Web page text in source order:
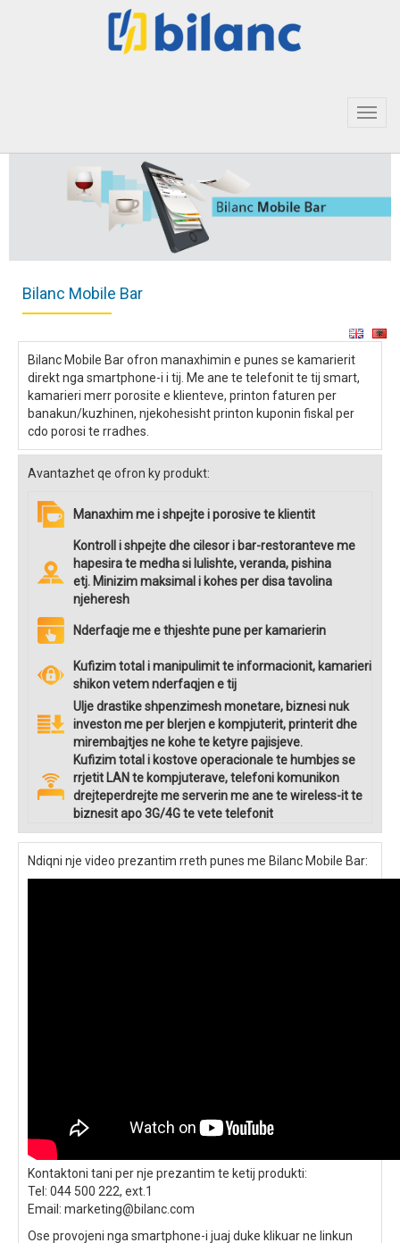
Bilanc Mobile Bar
Bilanc Mobile Bar ofron manaxhimin e punes se kamarierit
direkt nga smartphone-i i tij. Me ane te telefonit te tij smart,
kamarieri merr porosite e klienteve, printon faturen per
banakun/kuzhinen, njekohesisht printon kuponin fiskal per
cdo porosi te rradhes.
Avantazhet qe ofron ky produkt:
Manaxhim me i shpejte i porosive te klientit
Kontroll i shpejte dhe cilesor i bar-restoranteve me
hapesira te medha si lulishte, veranda, pishina
etj. Minizim maksimal i kohes per disa tavolina
njeheresh
Nderfaqje me e thjeshte pune per kamarierin
Kufizim total i manipulimit te informacionit, kamarieri
shikon vetem nderfaqjen e tij
Ulje drastike shpenzimesh monetare, biznesi nuk
investon me per blerjen e kompjuterit, printerit dhe
mirembajtjes ne kohe te ketyre pajisjeve.
Kufizim total i kostove operacionale te humbjes se
rrjetit LAN te kompjuterave, telefoni komunikon
drejteperdrejte me serverin me ane te wireless-it te
biznesit apo 3G/4G te vete telefonit
Ndiqni nje video prezantim rreth punes me Bilanc Mobile Bar:
Kontaktoni tani per nje prezantim te ketij produkti:
Tel: 044 500 222, ext.1
Email: marketing@bilanc.com
Ose provojeni nga smartphone-i juaj duke klikuar ne linkun